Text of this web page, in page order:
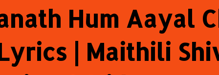
Hum Aayal
| Maithili